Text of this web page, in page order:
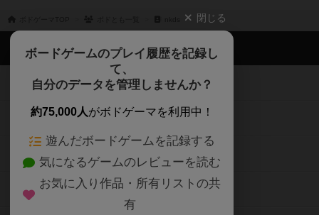
閉じる
ボードゲームのプレイ履歴を記録し
て、
自分のデータを管理しませんか？
約75,000人がボドゲーマを利用中！
遊んだボードゲームを記録する
気になるゲームのレビューを読む
お気に入り作品・所有リストの共
有
ボドゲーマTOP
ボードゲームを検索する
ボードゲームの新着レビュー
ボードゲーム会情報
メカニクス特集